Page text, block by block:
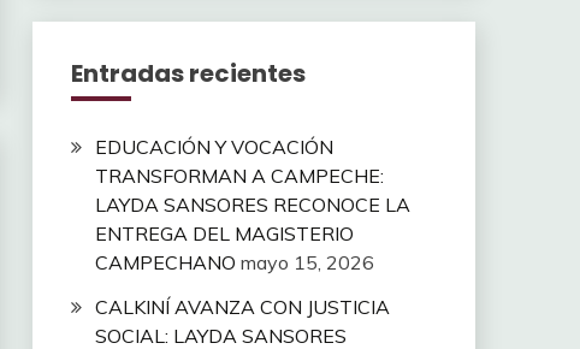
Entradas recientes
EDUCACIÓN Y VOCACIÓN
TRANSFORMAN A CAMPECHE:
LAYDA SANSORES RECONOCE LA
ENTREGA DEL MAGISTERIO
CAMPECHANO mayo 15, 2026
CALKINÍ AVANZA CON JUSTICIA
SOCIAL: LAYDA SANSORES